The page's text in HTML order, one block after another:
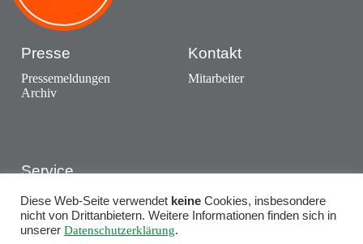
Presse
Pressemeldungen
Archiv
Kontakt
Mitarbeiter
Service
Ausstellungen
Termine
Diese Web-Seite verwendet keine Cookies, insbesondere
nicht von Drittanbietern. Weitere Informationen finden sich in
unserer Datenschutzerklärung.